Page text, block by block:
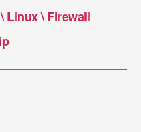
Linux \ Firewall